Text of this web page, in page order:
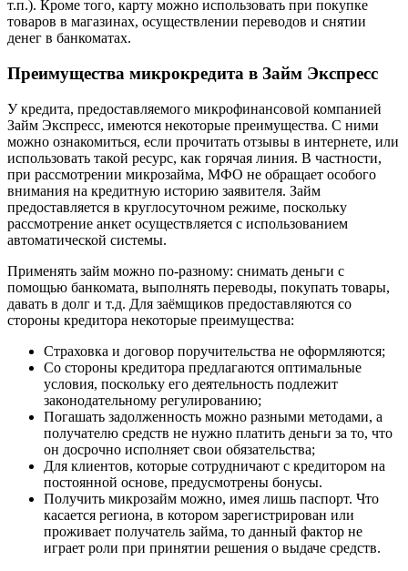
т.п.). Кроме того, карту можно использовать при покупке
товаров в магазинах, осуществлении переводов и снятии
денег в банкоматах.
Преимущества микрокредита в Займ Экспресс
У кредита, предоставляемого микрофинансовой компанией
Займ Экспресс, имеются некоторые преимущества. С ними
можно ознакомиться, если прочитать отзывы в интернете, или
использовать такой ресурс, как горячая линия. В частности,
при рассмотрении микрозайма, МФО не обращает особого
внимания на кредитную историю заявителя. Займ
предоставляется в круглосуточном режиме, поскольку
рассмотрение анкет осуществляется с использованием
автоматической системы.
Применять займ можно по-разному: снимать деньги с
помощью банкомата, выполнять переводы, покупать товары,
давать в долг и т.д. Для заёмщиков предоставляются со
стороны кредитора некоторые преимущества:
Страховка и договор поручительства не оформляются;
Со стороны кредитора предлагаются оптимальные
условия, поскольку его деятельность подлежит
законодательному регулированию;
Погашать задолженность можно разными методами, а
получателю средств не нужно платить деньги за то, что
он досрочно исполняет свои обязательства;
Для клиентов, которые сотрудничают с кредитором на
постоянной основе, предусмотрены бонусы.
Получить микрозайм можно, имея лишь паспорт. Что
касается региона, в котором зарегистрирован или
проживает получатель займа, то данный фактор не
играет роли при принятии решения о выдаче средств.